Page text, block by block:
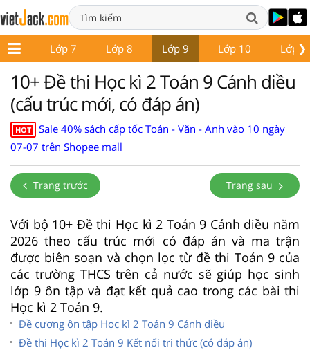
❯
6 Lớp 7 Lớp 8 Lớp 9 Lớp 10 Lớp
10+ Đề thi Học kì 2 Toán 9 Cánh diều
(cấu trúc mới, có đáp án)
HOT
Sale 40% sách cấp tốc Toán - Văn - Anh vào 10 ngày
07-07 trên Shopee mall
Trang trước Trang sau
Với bộ 10+ Đề thi Học kì 2 Toán 9 Cánh diều năm
2026 theo cấu trúc mới có đáp án và ma trận
được biên soạn và chọn lọc từ đề thi Toán 9 của
các trường THCS trên cả nước sẽ giúp học sinh
lớp 9 ôn tập và đạt kết quả cao trong các bài thi
Học kì 2 Toán 9.
Đề cương ôn tập Học kì 2 Toán 9 Cánh diều
Đề thi Học kì 2 Toán 9 Kết nối tri thức (có đáp án)